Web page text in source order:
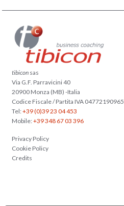
tibicon sas
Via G.F. Parravicini 40
20900 Monza (MB) -Italia
Codice Fiscale / Partita IVA 04772190965
Tel:+39 (0)39 23 04 453
Mobile:+39 348 67 03 396
Privacy Policy
Cookie Policy
Credits